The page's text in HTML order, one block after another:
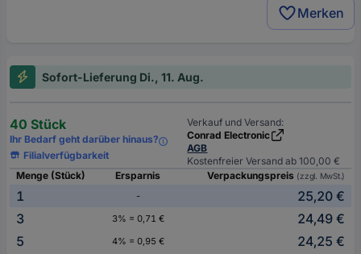
Merken
Sofort-Lieferung Di., 11. Aug.
40 Stück
Ihr Bedarf geht darüber hinaus?
Filialverfügbarkeit
Verkauf und Versand:
Conrad Electronic
AGB
Kostenfreier Versand ab 100,00 €
Menge (Stück)
Ersparnis Verpackungspreis (zzgl. MwSt.)
1 -
25,20 €
3
3% = 0,71 €
24,49 €
5
4% = 0,95 €
24,25 €